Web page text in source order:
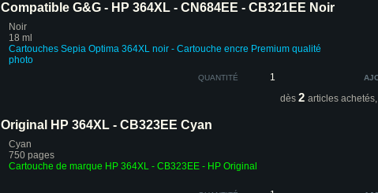
Compatible G&G - HP 364XL - CN684EE - CB321EE Noir
Noir
18 ml
Cartouches Sepia Optima 364XL noir - Cartouche encre Premium qualité
photo
QUANTITÉ
dès 2 articles achetés,
Original HP 364XL - CB323EE Cyan
Cyan
750 pages
Cartouche de marque HP 364XL - CB323EE - HP Original